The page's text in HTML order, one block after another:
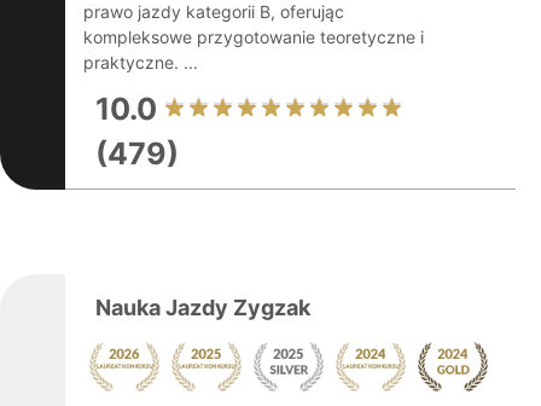
prawo jazdy kategorii B, oferując
kompleksowe przygotowanie teoretyczne i
praktyczne. ...
10.0
(479)
Nauka Jazdy Zygzak